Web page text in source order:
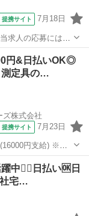
提携サイト 7月18日
円&日払いOK◎
測定具の…
ズ株式会社
提携サイト 7月23日
円支給) ※条
中🙆‍♀️日払い🆗日
社宅…